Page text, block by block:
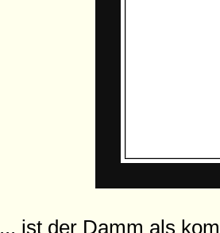
... ist der Damm als